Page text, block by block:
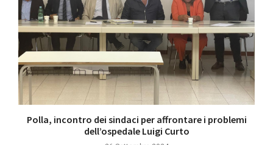
Polla, incontro dei sindaci per affrontare i problemi
dell’ospedale Luigi Curto